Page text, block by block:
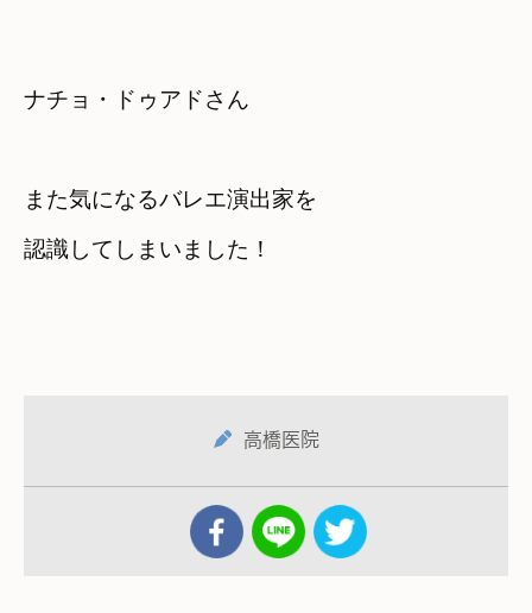
ナチョ・ドゥアドさん
また気になるバレエ演出家を
認識してしまいました！
高橋医院